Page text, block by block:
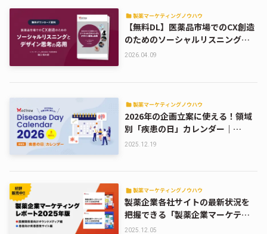
製薬マーケティングノウハウ
【無料DL】医薬品市場でのCX創造
のためのソーシャルリスニングと
デザイン思考の応用
2026.04.09
製薬マーケティングノウハウ
2026年の企画立案に使える！領域
別「疾患の日」カレンダー｜
Medinew Disease Day Calendar
2025.12.19
製薬マーケティングノウハウ
製薬企業各社サイトの最新状況を
把握できる「製薬企業マーケティ
ングレポート2025年版」販売中！
2025.12.05